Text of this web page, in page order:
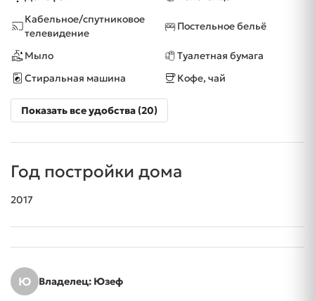
Кабельное/спутниковое
телевидение
Постельное бельё
Мыло
Туалетная бумага
Стиральная машина
Кофе, чай
Показать все удобства (20)
Год постройки дома
2017
Ю Владелец: Юзеф